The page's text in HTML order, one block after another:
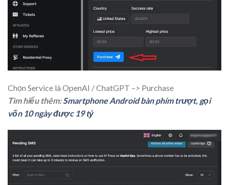
Chọn Service là OpenAI / ChatGPT –> Purchase
Tìm hiểu thêm:Smartphone Android bàn phím trượt, gọi
vốn 10 ngày được 19 tỷ